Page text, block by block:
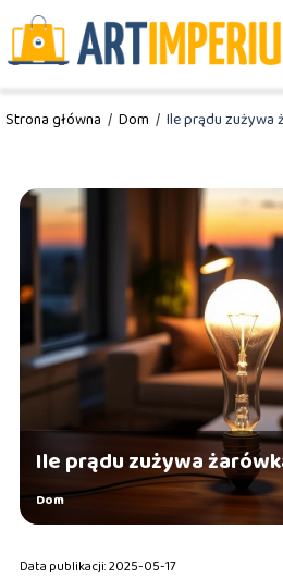
Strona główna / Dom / Ile prądu zużywa
Ile prądu zużywa
Dom
Data publikacji: 2025-05-17